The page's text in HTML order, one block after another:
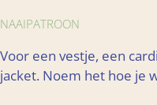
NAAIPATROON
Voor een vestje, een
jacket. Noem het hoe je